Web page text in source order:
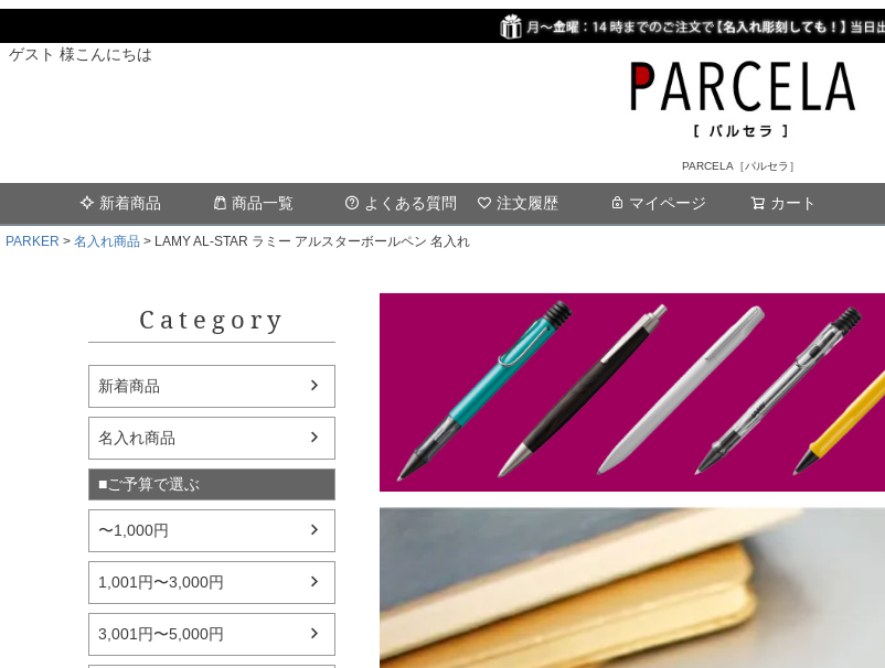
ゲスト 様こんにちは
PARCELA［パルセラ］
新着商品 商品一覧 よくある質問 注文履歴 マイページ カート
PARKER 名入れ商品 LAMY AL-STAR ラミー アルスターボールペン 名入れ
Category
新着商品
名入れ商品
■ご予算で選ぶ
〜1,000円
1,001円〜3,000円
3,001円〜5,000円